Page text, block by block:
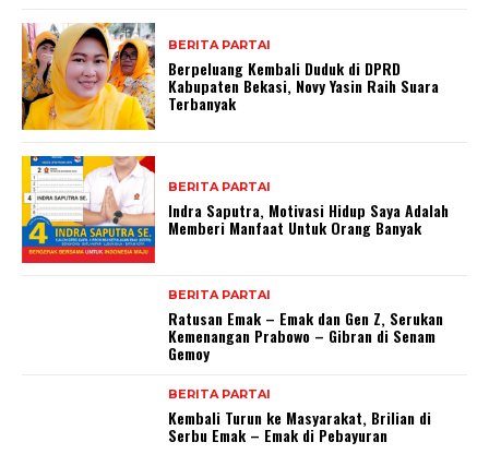
BERITA PARTAI
Berpeluang Kembali Duduk di DPRD
Kabupaten Bekasi, Novy Yasin Raih Suara
Terbanyak
BERITA PARTAI
Indra Saputra, Motivasi Hidup Saya Adalah
Memberi Manfaat Untuk Orang Banyak
BERITA PARTAI
Ratusan Emak – Emak dan Gen Z, Serukan
Kemenangan Prabowo – Gibran di Senam
Gemoy
BERITA PARTAI
Kembali Turun ke Masyarakat, Brilian di
Serbu Emak – Emak di Pebayuran